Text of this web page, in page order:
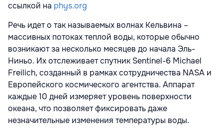
ссылкой на phys.org
Речь идет о так называемых волнах Кельвина –
массивных потоках теплой воды, которые обычно
возникают за несколько месяцев до начала Эль-
Ниньо. Их отслеживает спутник Sentinel-6 Michael
Freilich, созданный в рамках сотрудничества NASA и
Европейского космического агентства. Аппарат
каждые 10 дней измеряет уровень поверхности
океана, что позволяет фиксировать даже
незначительные изменения температуры воды.